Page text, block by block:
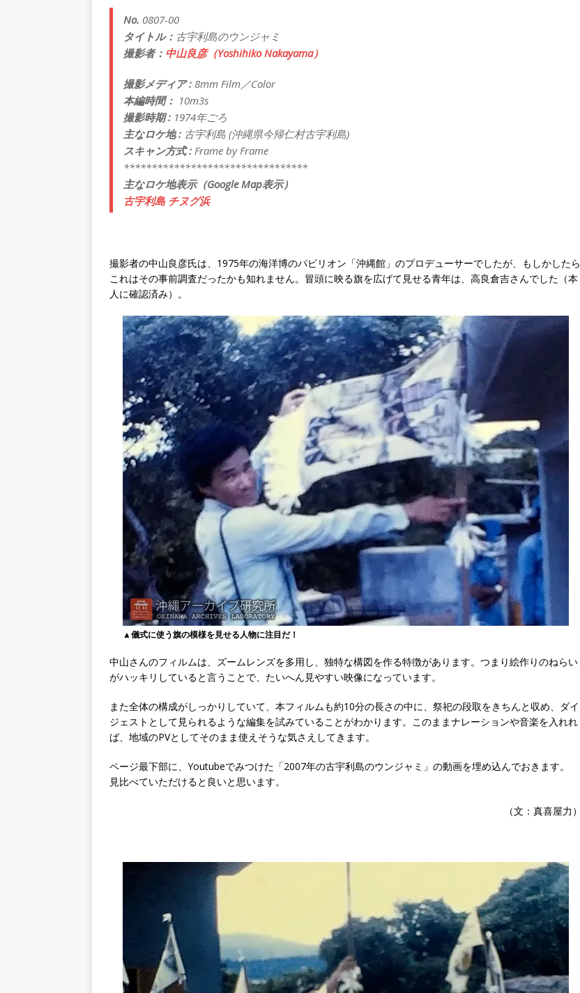
No. 0807-00
タイトル： 古宇利島のウンジャミ
撮影者： 中山良彦（Yoshihiko Nakayama）
撮影メディア : 8mm Film／Color
本編時間： 10m3s
撮影時期 : 1974年ごろ
主なロケ地 : 古宇利島 (沖縄県今帰仁村古宇利島)
スキャン方式 : Frame by Frame
*********************************
主なロケ地表示（Google Map表示）
古宇利島 チヌグ浜
撮影者の中山良彦氏は、1975年の海洋博のパビリオン「沖縄館」のプロデューサーでしたが、もしかしたら
これはその事前調査だったかも知れません。冒頭に映る旗を広げて見せる青年は、高良倉吉さんでした（本
人に確認済み）。
▲儀式に使う旗の模様を見せる人物に注目だ！
中山さんのフィルムは、ズームレンズを多用し、独特な構図を作る特徴があります。つまり絵作りのねらい
がハッキリしていると言うことで、たいへん見やすい映像になっています。
また全体の構成がしっかりしていて、本フィルムも約10分の長さの中に、祭祀の段取をきちんと収め、ダイ
ジェストとして見られるような編集を試みていることがわかります。このままナレーションや音楽を入れれ
ば、地域のPVとしてそのまま使えそうな気さえしてきます。
ページ最下部に、Youtubeでみつけた「2007年の古宇利島のウンジャミ」の動画を埋め込んでおきます。
見比べていただけると良いと思います。
（文：真喜屋力）